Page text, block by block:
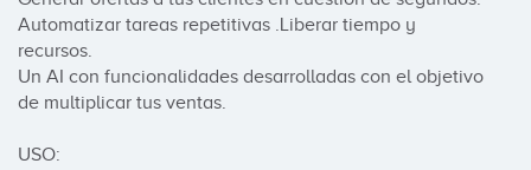
Automatizar tareas repetitivas .Liberar tiempo y
recursos.
Un AI con funcionalidades desarrolladas con el objetivo
de multiplicar tus ventas.
USO: